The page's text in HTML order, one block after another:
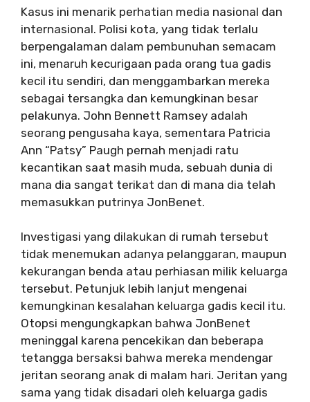
Kasus ini menarik perhatian media nasional dan
internasional. Polisi kota, yang tidak terlalu
berpengalaman dalam pembunuhan semacam
ini, menaruh kecurigaan pada orang tua gadis
kecil itu sendiri, dan menggambarkan mereka
sebagai tersangka dan kemungkinan besar
pelakunya. John Bennett Ramsey adalah
seorang pengusaha kaya, sementara Patricia
Ann “Patsy” Paugh pernah menjadi ratu
kecantikan saat masih muda, sebuah dunia di
mana dia sangat terikat dan di mana dia telah
memasukkan putrinya JonBenet.
Investigasi yang dilakukan di rumah tersebut
tidak menemukan adanya pelanggaran, maupun
kekurangan benda atau perhiasan milik keluarga
tersebut. Petunjuk lebih lanjut mengenai
kemungkinan kesalahan keluarga gadis kecil itu.
Otopsi mengungkapkan bahwa JonBenet
meninggal karena pencekikan dan beberapa
tetangga bersaksi bahwa mereka mendengar
jeritan seorang anak di malam hari. Jeritan yang
sama yang tidak disadari oleh keluarga gadis